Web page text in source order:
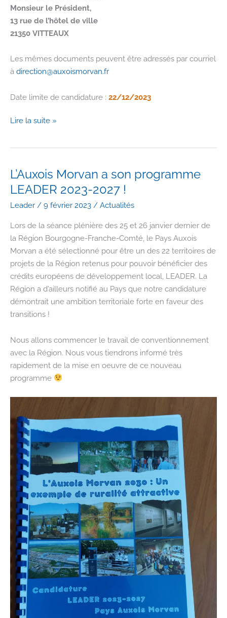
Monsieur le Président,
13 rue de l’hôtel de ville
21350 VITTEAUX
Les mêmes documents peuvent être adressés par courriel
à direction@auxoismorvan.fr
Date limite de candidature : 22/12/2023
Le
recrute
chargé(e)
de
mission
Santé
!
Lire la suite »
L’Auxois Morvan a son programme
LEADER 2023-2027 !
Leader / 9 février 2023 / Actualités
Lors de la séance plénière des 25 et 26 janvier dernier de
la Région Bourgogne-Franche-Comté, le Pays Auxois
Morvan a été sélectionné pour être un des 22 territoires de
projets de la Région retenus pour pouvoir bénéficier des
crédits européens de développement local, LEADER. La
Région a d’ailleurs notifié au Pays que notre candidature
démontrait une ambition territoriale forte en faveur des
transitions !
Nous allons commencer le travail de conventionnement
avec la Région. Nous vous tiendrons informé très
rapidement de la mise en oeuvre de ce nouveau
programme